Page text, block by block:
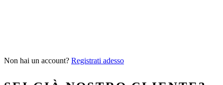
Non hai un account? Registrati adesso